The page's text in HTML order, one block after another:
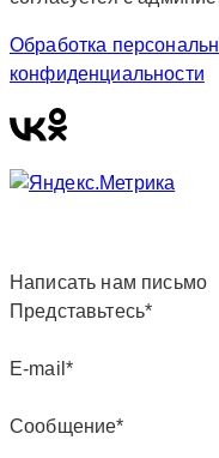
Обработка
конфиденциальности
Написать нам письмо
Представьтесь*
E-mail*
Сообщение*